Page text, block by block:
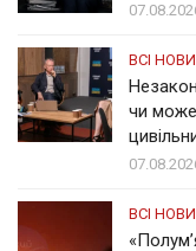
ВСІ
чи може
ВСІ